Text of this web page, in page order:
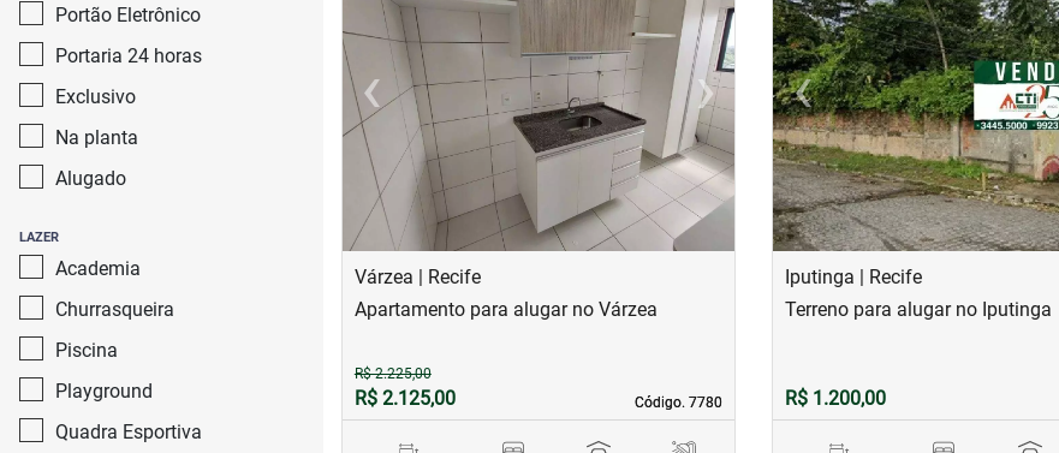
Portão Eletrônico
Portaria 24 horas
Exclusivo
Na planta
Alugado
LAZER
Academia
Churrasqueira
Piscina
Playground
Quadra Esportiva
‹
Previous ›Next
Várzea | Recife
Código. 7780
Código. 7780
Apartamento para alugar no Várzea
R$ 2.225,00
R$ 2.125,00
‹Previous
Iputinga | Recife
Terreno para alugar no Iputinga
R$ 1.200,00